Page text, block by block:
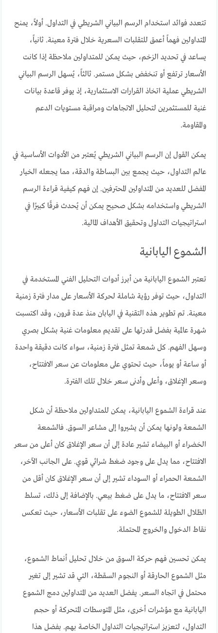
تتعدد فوائد استخدام الرسم البياني الشريطي في التداول. أولاً، يمنح
المتداولين فهماً أعمق للتقلبات السعرية خلال فترة معينة. ثانياً،
يساعد في تحديد الزخم، حيث يمكن للمتداولين ملاحظة إذا كانت
الأسعار ترتفع أو تنخفض بشكل مستمر. ثالثاً، يُسهل الرسم البياني
الشريطي عملية اتخاذ القرارات الاستثمارية، إذ يوفر قاعدة بيانات
غنية للمستثمرين لتحليل الاتجاهات ومراقبة مستويات الدعم
والمقاومة.
يمكن القول إن الرسم البياني الشريطي يُعتبر من الأدوات الأساسية في
عالم التداول، حيث يجمع بين البساطة والدقة، مما يجعله الخيار
المفضل للعديد من المتداولين المحترفين. إن فهم كيفية قراءة الرسم
الشريطي واستخدامه بشكل صحيح يمكن أن يُحدث فرقًا كبيرًا في
استراتيجيات التداول وتحقيق الأهداف المالية.
الشموع اليابانية
تعتبر الشموع اليابانية من أبرز أدوات التحليل الفني المستخدمة في
التداول، حيث توفر رؤية شاملة لحركة الأسعار على مدار فترة زمنية
معينة. تم تطوير هذه التقنية في اليابان منذ عدة قرون، وقد اكتسبت
شهرة عالمية بفضل قدرتها على تقديم معلومات غنية بشكل بصري
وسهل الفهم. كل شمعة تمثل فترة زمنية، سواء كانت دقيقة واحدة
أو ساعة أو يوماً، حيث تحتوي على معلومات عن سعر الافتتاح،
وسعر الإغلاق، وأعلى وأدنى سعر خلال تلك الفترة.
عند قراءة الشموع اليابانية، يمكن للمتداولين ملاحظة أن شكل
الشمعة ولونها يمكن أن يشيروا إلى مشاعر السوق. فالشمعة
الخضراء أو البيضاء تشير عادة إلى أن سعر الإغلاق كان أعلى من سعر
الافتتاح، مما يدل على وجود ضغط شرائي قوي. على الجانب الآخر،
الشمعة الحمراء أو السوداء تشير إلى أن سعر الإغلاق كان أقل من
سعر الافتتاح، ما يدل على ضغط بيعي. بالإضافة إلى ذلك، تسلط
الظلال الطويلة للشموع الضوء على تقلبات الأسعار، حيث تعكس
نقاط الدخول والخروج المحتملة.
يمكن تحسين فهم حركة السوق من خلال تحليل أنماط الشموع،
مثل الشموع الحارقة أو النجوم السقطة، التي قد تشير إلى تغير
محتمل في اتجاه السعر. يفضل العديد من المتداولين دمج الشموع
اليابانية مع مؤشرات أخرى، مثل المتوسطات المتحركة أو حجم
التداول، لتعزيز استراتيجيات التداول الخاصة بهم. بفضل هذا